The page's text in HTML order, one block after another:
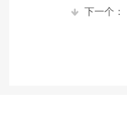
下一个：